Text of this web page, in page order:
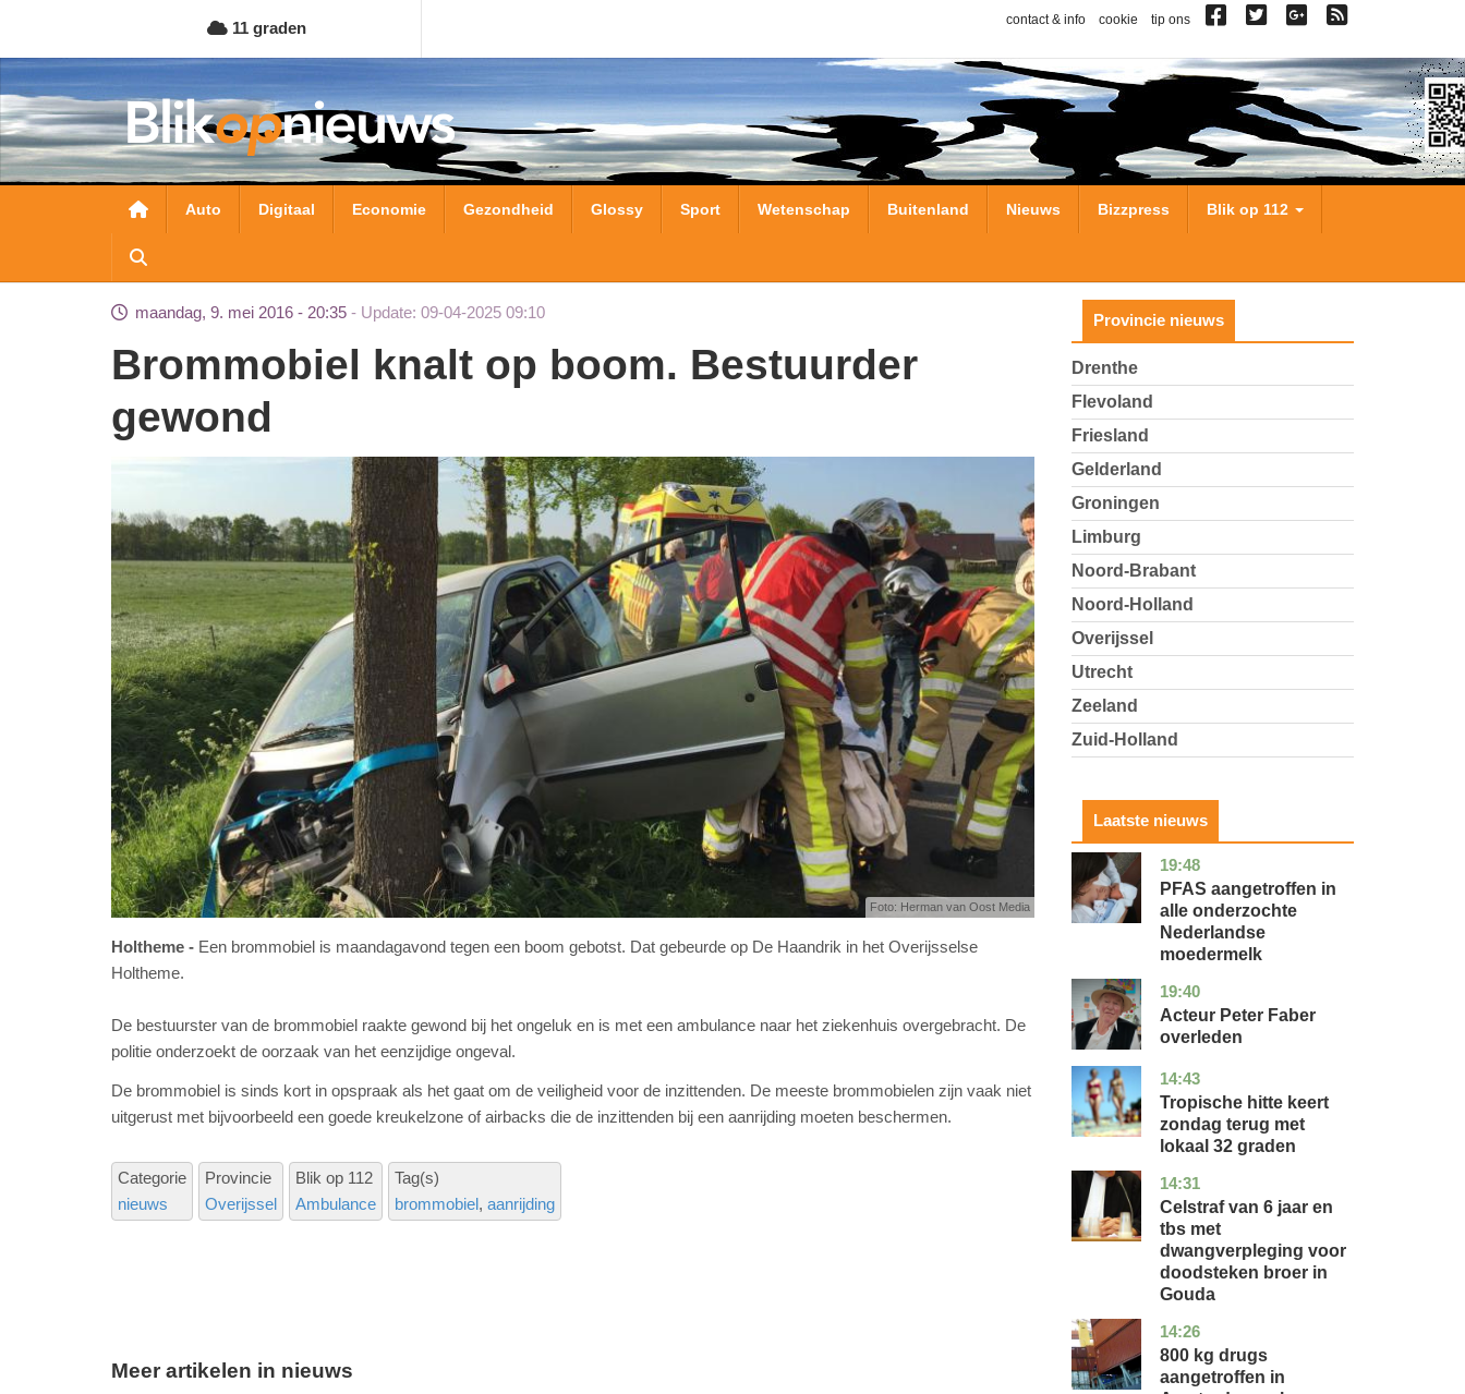
naar
de
inhoud
gaan
11 graden contact & info cookie tip ons
Hoofdnavigatie
Auto Digitaal Economie Gezondheid Glossy Sport Wetenschap Buitenland Nieuws Bizzpress Blik op 112
maandag, 9. mei 2016 - 20:35 Update: 09-04-2025 09:10
Brommobiel knalt op boom. Bestuurder
gewond
Foto: Herman van Oost Media
Holtheme
Een brommobiel is maandagavond tegen een boom gebotst. Dat gebeurde op De Haandrik in het Overijsselse
Holtheme.
De bestuurster van de brommobiel raakte gewond bij het ongeluk en is met een ambulance naar het ziekenhuis overgebracht. De
politie onderzoekt de oorzaak van het eenzijdige ongeval.
De brommobiel is sinds kort in opspraak als het gaat om de veiligheid voor de inzittenden. De meeste brommobielen zijn vaak niet
uitgerust met bijvoorbeeld een goede kreukelzone of airbacks die de inzittenden bij een aanrijding moeten beschermen.
Categorie
nieuws
Provincie
Overijssel
Blik op 112
Ambulance
Tag(s)
brommobiel aanrijding
Meer artikelen in nieuws
Provincie nieuws
Drenthe
Flevoland
Friesland
Gelderland
Groningen
Limburg
Noord-Brabant
Noord-Holland
Overijssel
Utrecht
Zeeland
Zuid-Holland
Laatste nieuws
19:48
utrecht
gezondheid
PFAS aangetroffen in
alle onderzochte
Nederlandse
moedermelk
19:40
noord-
holland
glossy
Acteur Peter Faber
overleden
14:43
utrecht
nieuws
Tropische hitte keert
zondag terug met
lokaal 32 graden
14:31
zuid-
holland
nieuws
Celstraf van 6 jaar en
tbs met
dwangverpleging voor
doodsteken broer in
Gouda
14:26
noord-
holland
nieuws
800 kg drugs
aangetroffen in